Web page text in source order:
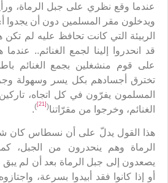
عندما وقع نظري على جبل الرماة،
ويدخلون مقر المسلمين دون أن يجدوا
الربيئة التي كانت تحافظ عليه لم تكن
قد انحدروا إلينا لجمع الغنائم..
على قوم منشغلين بجمع الغنائم
تخترق أجسادهم بكل يسر وسهولة
المسلمون يفرّون في كل اتجاه،
الغنائم، وخرجوا من مقرّاتنا(
[21]
)
.
هذا القول يدلّ على أن نسطاس كان
الرماة وهم ينحدرون من الجبل،
يصعدون إلى جبل الرماة بعد أن لم
أو إذا كانوا فقد أبيدوا بسرعة،